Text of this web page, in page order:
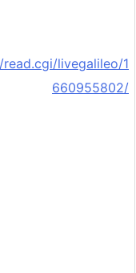
livegalileo/1
660955802/